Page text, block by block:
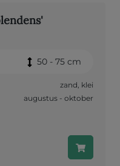
50 - 75 cm
zand, klei
augustus - oktober